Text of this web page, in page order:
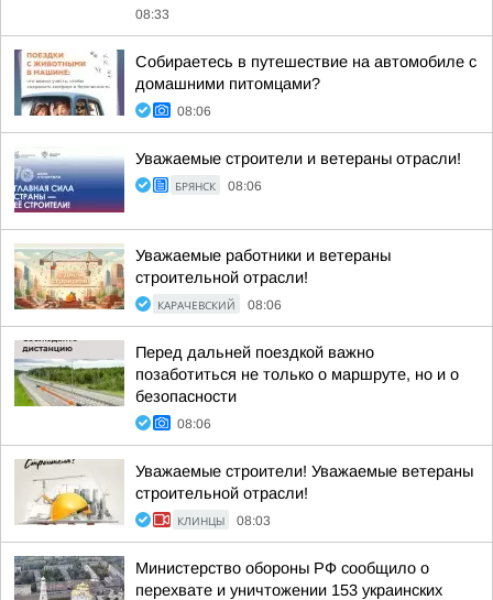
08:33
Собираетесь в путешествие на автомобиле с
домашними питомцами?
08:06
Уважаемые строители и ветераны отрасли!
БРЯНСК 08:06
Уважаемые работники и ветераны
строительной отрасли!
КАРАЧЕВСКИЙ 08:06
Перед дальней поездкой важно
позаботиться не только о маршруте, но и о
безопасности
08:06
Уважаемые строители! Уважаемые ветераны
строительной отрасли!
КЛИНЦЫ 08:03
Министерство обороны РФ сообщило о
перехвате и уничтожении 153 украинских